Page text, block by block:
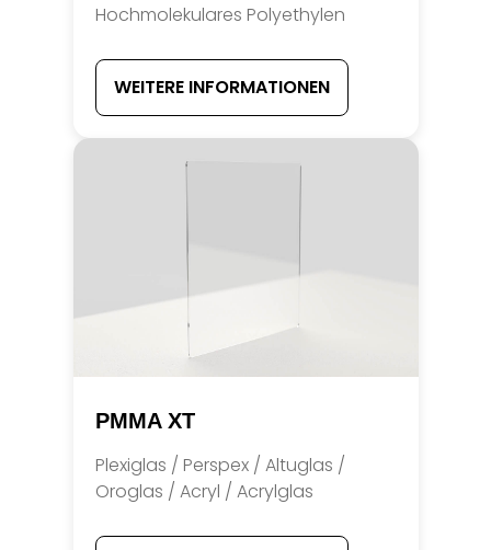
Hochmolekulares Polyethylen
WEITERE INFORMATIONEN
PMMA XT
Plexiglas / Perspex / Altuglas /
Oroglas / Acryl / Acrylglas